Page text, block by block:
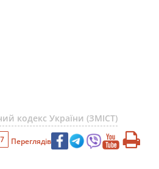
кодекс України (ЗМІСТ)
Переглядів